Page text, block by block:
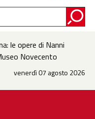
le opere di Nanni
Novecento
venerdì 07 agosto 2026